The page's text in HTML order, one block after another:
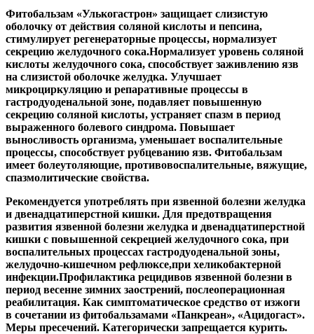
Фитобальзам «Улькогастрон» защищает слизистую
оболочку от действия соляной кислоты и пепсина,
стимулирует регенераторные процессы, нормализует
секрецию желудочного сока.Нормализует уровень соляной
кислоты желудочного сока, способствует заживлению язв
на слизистой оболочке желудка. Улучшает
микроциркуляцию и репаративные процессы в
гастродуоденальной зоне, подавляет повышенную
секрецию соляной кислоты, устраняет спазм в период
выраженного болевого синдрома. Повышает
выносливость организма, уменьшает воспалительные
процессы, способствует рубцеванию язв. Фитобальзам
имеет болеутоляющие, противовоспалительные, вяжущие,
спазмолитические свойства.
Рекомендуется употреблять при язвенной болезни желудка
и двенадцатиперстной кишки. Для предотвращения
развития язвенной болезни желудка и двенадцатиперстной
кишки с повышенной секрецией желудочного сока, при
воспалительных процессах гастродуоденальной зоны,
желудочно-кишечном рефлюксе,при хеликобактерной
инфекции.Профилактика рецидивов язвенной болезни в
период весенне зимних заострений, послеоперационная
реабилитация. Как симптоматическое средство от изжоги
в сочетании из фитобальзамами «Панкреан», «Ацидогаст».
Меры пресечений. Категорически запрещается курить.